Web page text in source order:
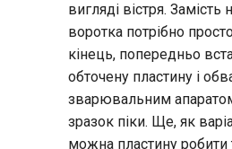
вигляді вістря. Замість
воротка потрібно
кінець, попередньо
обточену пластину і
зварювальним
зразок піки. Ще, як
можна пластину